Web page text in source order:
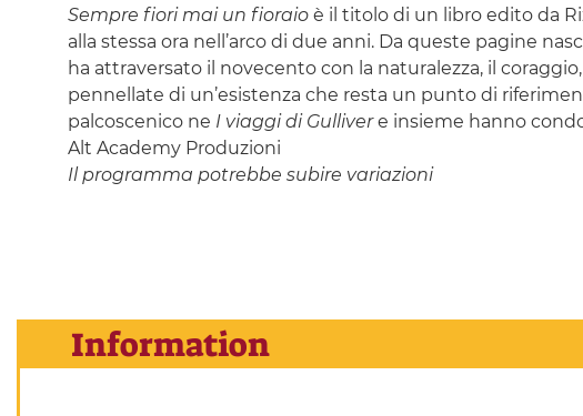
Sempre fiori mai un fioraioè il titolo di un libro edito da
alla stessa ora nell’arco di due anni. Da queste pagine
ha attraversato il novecento con la naturalezza, il
pennellate di un’esistenza che resta un punto di
palcoscenico ne I viaggi di Gullivere insieme hanno
Alt Academy Produzioni
Il programma potrebbe subire variazioni
Information